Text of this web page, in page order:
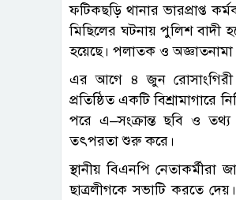
ফটিকছড়ি থানার ভারপ্রাপ্ত
মিছিলের ঘটনায় পুলিশ বাদী
হয়েছে। পলাতক ও অজ্ঞাতনামা
এর আগে ৪ জুন রোসাংগিরী
প্রতিষ্ঠিত একটি
পরে এ–সংক্রান্ত ছবি ও তথ্য
তৎপরতা শুরু করে।
স্থানীয় বিএনপি
ছাত্রলীগকে সভাটি করতে